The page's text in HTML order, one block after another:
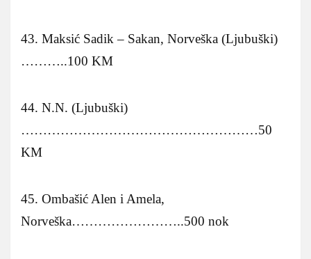
43. Maksić Sadik – Sakan, Norveška (Ljubuški)
………..100 KM
44. N.N. (Ljubuški)
………………………………………………50
KM
45. Ombašić Alen i Amela,
Norveška……………………..500 nok